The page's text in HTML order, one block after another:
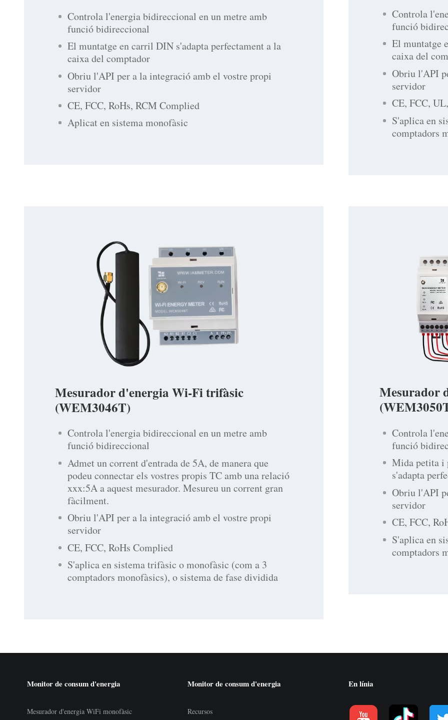
Controla
funció
El muntatge
caixa del
Obriu l'API
servidor
CE, FCC,
S'aplica en
comptadors
Controla l'energia bidireccional en un metre amb
funció bidireccional
El muntatge en carril DIN s'adapta perfectament a la
caixa del comptador
Obriu l'API per a la integració amb el vostre propi
servidor
CE, FCC, RoHs, RCM Complied
Aplicat en sistema monofàsic
Mesurador d'energia Wi-Fi trifàsic
(WEM3046T)
Controla l'energia bidireccional en un metre amb
funció bidireccional
Admet un corrent d'entrada de 5A, de manera que
podeu connectar els vostres propis TC amb una relació
xxx:5A a aquest mesurador. Mesureu un corrent gran
fàcilment.
Obriu l'API per a la integració amb el vostre propi
servidor
CE, FCC, RoHs Complied
S'aplica en sistema trifàsic o monofàsic (com a 3
comptadors monofàsics), o sistema de fase dividida
Mesurador
Controla
funció
Mida petita i
s'adapta
Obriu l'API
servidor
CE, FCC,
S'aplica en
comptadors
Monitor de consum d'energia
Mesurador d'energia WiFi monofàsic
Monitor de consum d'energia
Recursos
En línia